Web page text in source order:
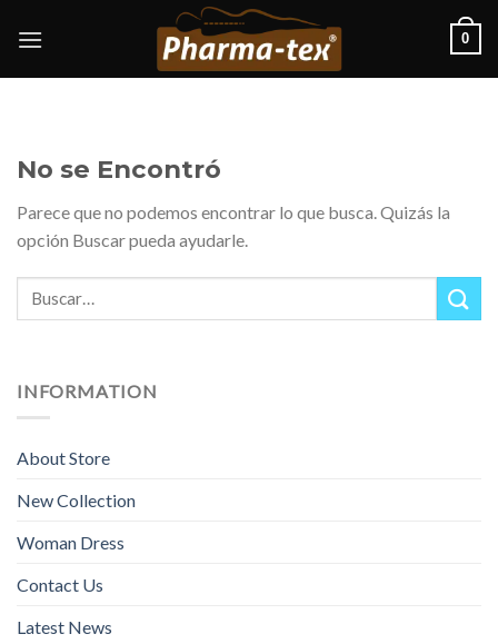
0
No se Encontró
Parece que no podemos encontrar lo que busca. Quizás la
opción Buscar pueda ayudarle.
INFORMATION
About Store
New Collection
Woman Dress
Contact Us
Latest News